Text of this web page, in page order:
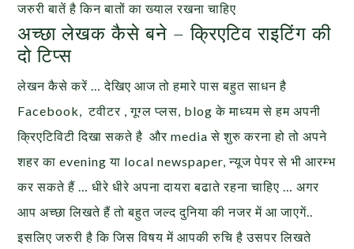
जरुरी बातें है किन बातों का ख्याल रखना चाहिए
अच्छा लेखक कैसे बने – क्रिएटिव राइटिंग की
दो टिप्स
लेखन कैसे करें … देखिए आज तो हमारे पास बहुत साधन है
Facebook, टवीटर , गूग्ल प्लस, blog के माध्यम से हम अपनी
क्रिएटिविटी दिखा सकते है और media से शुरु करना हो तो अपने
शहर का evening या local newspaper, न्यूज पेपर से भी आरम्भ
कर सकते हैं … धीरे धीरे अपना दायरा बढाते रहना चाहिए … अगर
आप अच्छा लिखते हैं तो बहुत जल्द दुनिया की नजर में आ जाएगें..
इसलिए जरुरी है कि जिस विषय में आपकी रुचि है उसपर लिखते